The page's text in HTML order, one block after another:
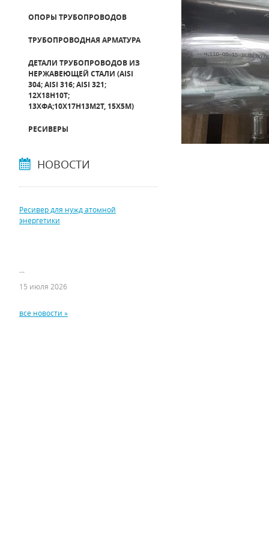
ОПОРЫ ТРУБОПРОВОДОВ
ТРУБОПРОВОДНАЯ АРМАТУРА
ДЕТАЛИ ТРУБОПРОВОДОВ ИЗ
НЕРЖАВЕЮЩЕЙ СТАЛИ (AISI
304; AISI 316; AISI 321;
12Х18Н10Т;
13ХФА;10Х17Н13М2Т, 15Х5М)
РЕСИВЕРЫ
НОВОСТИ
Ресивер для нужд атомной
энергетики
15 июля 2026
все новости »